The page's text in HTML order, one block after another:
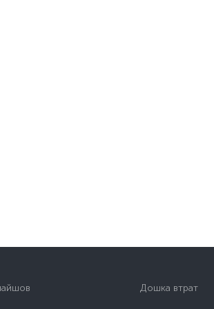
Дошка втрат